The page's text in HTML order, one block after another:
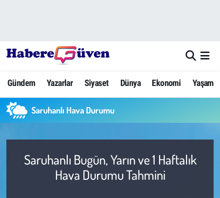
Gündem Yazarlar Siyaset Dünya Ekonomi Yaşam
Saruhanlı Hava Durumu
Saruhanlı Bugün, Yarın ve 1 Haftalık
Hava Durumu Tahmini
Yazarlar
Dünya
Siyaset
Ekonomi
Yaşam
Hava Durumu
Trafik Durumu
Süper Lig Puan Durumu ve Fikstür
Tüm Manşetler
Son Dakika Haberleri